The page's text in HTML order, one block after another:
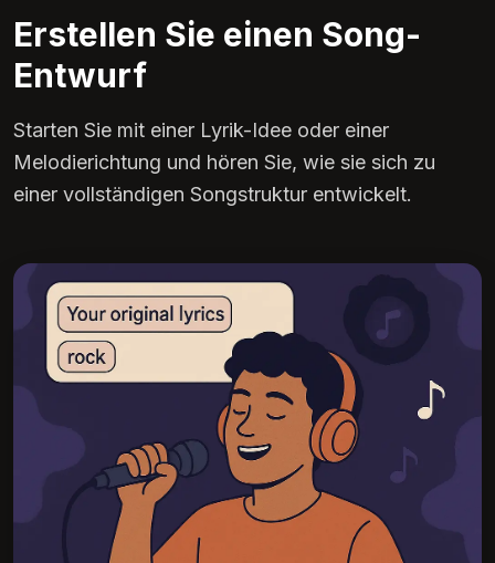
Erstellen Sie einen Song-
Entwurf
Starten Sie mit einer Lyrik-Idee oder einer
Melodierichtung und hören Sie, wie sie sich zu
einer vollständigen Songstruktur entwickelt.